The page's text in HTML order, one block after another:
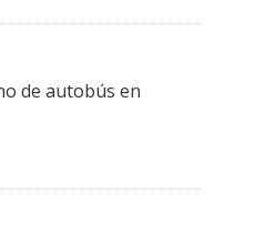
de autobús en